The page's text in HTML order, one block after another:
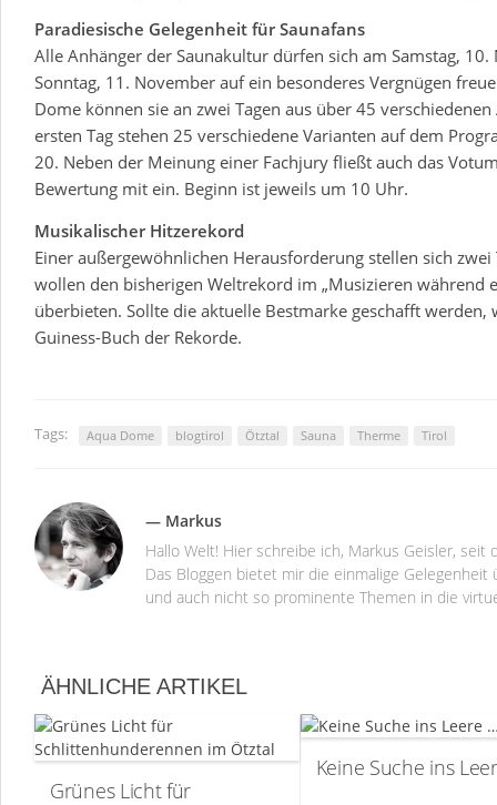
Paradiesische Gelegenheit für Saunafans
Alle Anhänger der Saunakultur dürfen sich am Samstag,
Sonntag, 11. November auf ein besonderes Vergnügen
Dome können sie an zwei Tagen aus über 45
ersten Tag stehen 25 verschiedene Varianten auf dem
20. Neben der Meinung einer Fachjury fließt auch das
Bewertung mit ein. Beginn ist jeweils um 10 Uhr.
Musikalischer Hitzerekord
Einer außergewöhnlichen Herausforderung stellen sich
wollen den bisherigen Weltrekord im „Musizieren während
überbieten. Sollte die aktuelle Bestmarke geschafft werden,
Guiness-Buch der Rekorde.
Tags: Aqua Dome blogtirol Ötztal Sauna Therme Tirol
— Markus
Hallo Welt! Hier schreibe ich, Markus Geisler,
Das Bloggen bietet mir die einmalige
und auch nicht so prominente Themen in die
ÄHNLICHE ARTIKEL
Grünes Licht für
Keine Suche ins